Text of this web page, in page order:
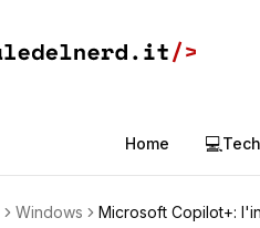
Home 💻Tech
Windows Microsoft Copilot+: